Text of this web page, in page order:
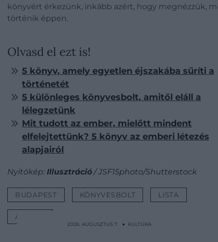
könyvért érkezünk, inkább azért, hogy megnézzük,
történik éppen.
Olvasd el ezt is!
5 könyv, amely egyetlen éjszakába sűríti a
történetét
5 különleges könyvesbolt, amitől eláll a
lélegzetünk
Mit tudott az ember, mielőtt mindent
elfelejtettünk? 5 könyv az emberi létezés
alapjairól
Nyitókép: Illusztráció / JSF15photo/Shutterstock
BUDAPEST KÖNYVESBOLT LISTA
AJÁNLÓ
2026. AUGUSZTUS 7. ● KULTÚRA